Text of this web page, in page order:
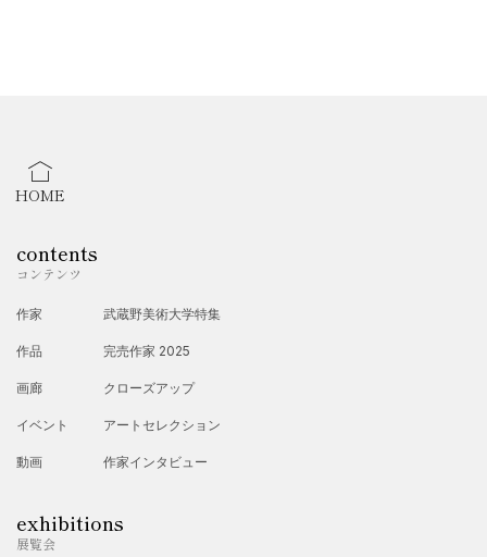
HOME
contents
コンテンツ
作家
作品
画廊
イベント
動画
武蔵野美術大学特集
完売作家 2025
クローズアップ
アートセレクション
作家インタビュー
exhibitions
展覧会